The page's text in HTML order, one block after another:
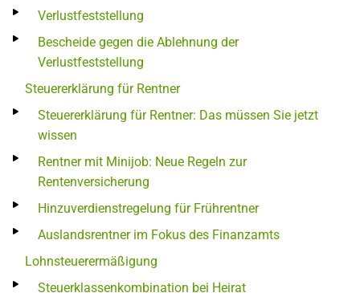
Verlustfeststellung
Bescheide gegen die Ablehnung der
Verlustfeststellung
Steuererklärung für Rentner
Steuererklärung für Rentner: Das müssen Sie jetzt
wissen
Rentner mit Minijob: Neue Regeln zur
Rentenversicherung
Hinzuverdienstregelung für Frührentner
Auslandsrentner im Fokus des Finanzamts
Lohnsteuerermäßigung
Steuerklassenkombination bei Heirat